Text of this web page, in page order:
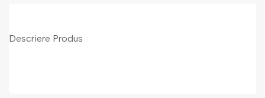
Descriere Produs